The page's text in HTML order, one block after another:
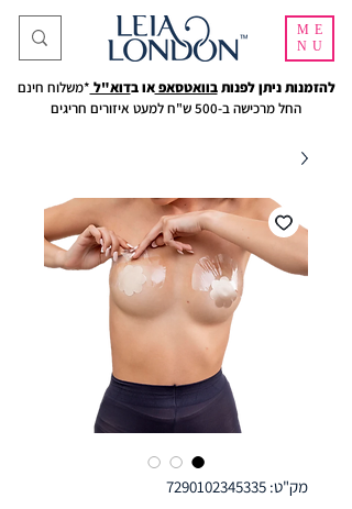
ME
NU
להזמנות ניתן לפנות בוואטסאפאו בדוא"ל *משלוח חינם
החל מרכישה ב-500 ש"ח למעט איזורים חריגים
מק"ט: 7290102345335